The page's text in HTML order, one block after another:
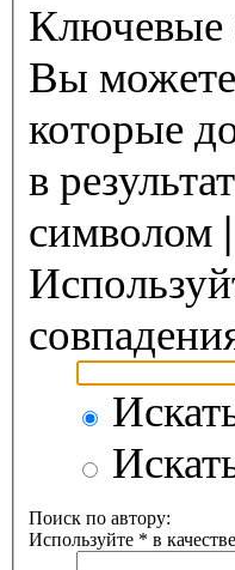
Ключевые
Вы можете
которые
в
символом |
Поиск по автору:
Используйте * в